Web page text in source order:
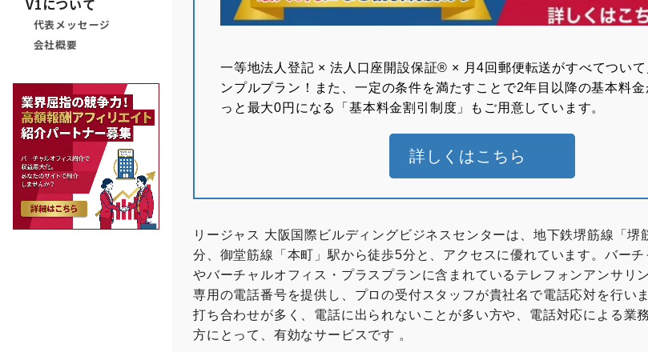
V1について
代表メッセージ
会社概要
⼀等地法⼈登記 × 法⼈⼝座開設保証® × ⽉4回郵便転送がすべてつい
ンプルプラン！また、一定の条件を満たすことで2年目以降の基本料
っと最大0円になる「基本料金割引制度」もご用意しています。
詳しくはこちら
リージャス 大阪国際ビルディングビジネスセンターは、地下鉄堺筋線「堺
分、御堂筋線「本町」駅から徒歩5分と、アクセスに優れています。バー
やバーチャルオフィス・プラスプランに含まれているテレフォンアンサリ
専用の電話番号を提供し、プロの受付スタッフが貴社名で電話応対を行い
打ち合わせが多く、電話に出られないことが多い方や、電話対応による業
方にとって、有効なサービスです 。